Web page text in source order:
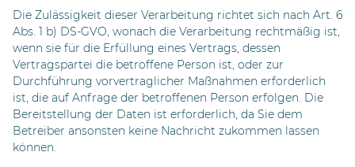
Die Zulässigkeit dieser Verarbeitung richtet sich nach Art. 6
Abs. 1 b) DS-GVO, wonach die Verarbeitung rechtmäßig ist,
wenn sie für die Erfüllung eines Vertrags, dessen
Vertragspartei die betroffene Person ist, oder zur
Durchführung vorvertraglicher Maßnahmen erforderlich
ist, die auf Anfrage der betroffenen Person erfolgen. Die
Bereitstellung der Daten ist erforderlich, da Sie dem
Betreiber ansonsten keine Nachricht zukommen lassen
können.